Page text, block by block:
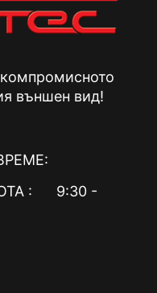
външен вид!
: 9:30 -